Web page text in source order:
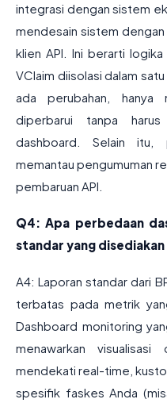
integrasi dengan sistem
mendesain sistem
klien API. Ini berarti
VClaim diisolasi dalam
ada perubahan,
diperbarui tanpa
dashboard. Selain
memantau pengumuman
pembaruan API.
Q4: Apa perbedaan
standar yang disediakan
A4: Laporan standar dari
terbatas pada metrik
Dashboard monitoring
menawarkan
mendekati real-time,
spesifik faskes Anda